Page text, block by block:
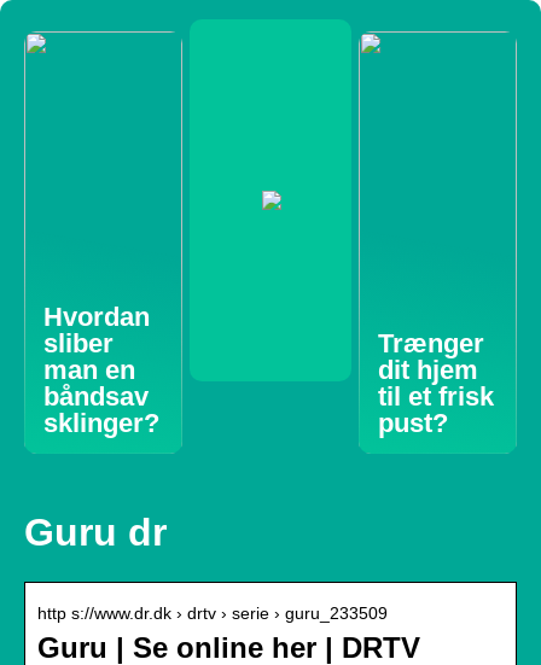
Hvordan
sliber
man en
båndsav
sklinger?
Trænger
dit hjem
til et frisk
pust?
Guru dr
http s://www.dr.dk › drtv › serie › guru_233509
Guru | Se online her | DRTV